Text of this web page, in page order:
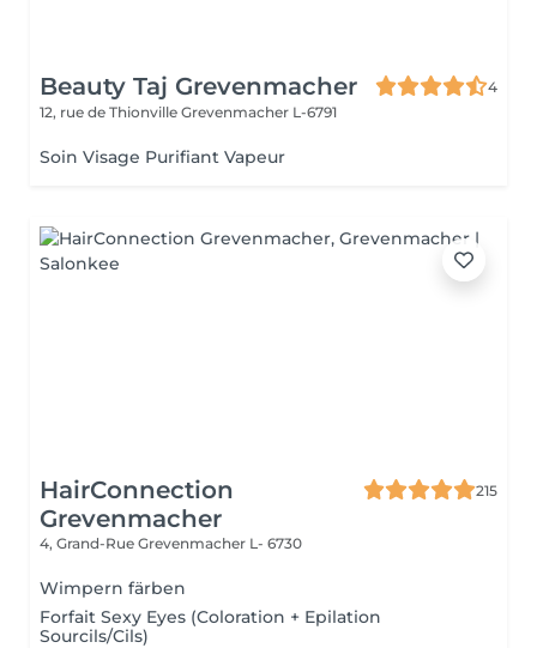
Beauty Taj Grevenmacher
4
12, rue de Thionville Grevenmacher L-6791
Soin Visage Purifiant Vapeur
HairConnection
Grevenmacher
215
4, Grand-Rue Grevenmacher L- 6730
Wimpern färben
Forfait Sexy Eyes (Coloration + Epilation
Sourcils/Cils)